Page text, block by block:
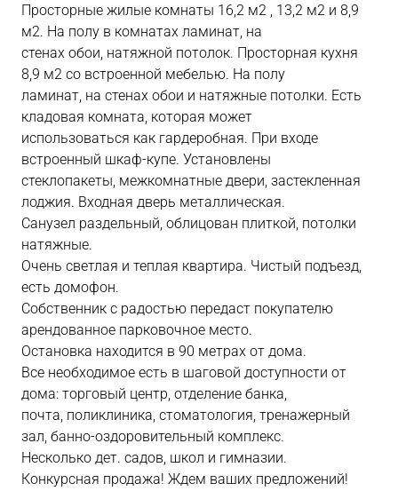
Просторные жилые комнаты 16,2 м2 , 13,2 м2 и 8,9
м2. На полу в комнатах ламинат, на
стенах обои, натяжной потолок. Просторная кухня
8,9 м2 со встроенной мебелью. На полу
ламинат, на стенах обои и натяжные потолки. Есть
кладовая комната, которая может
использоваться как гардеробная. При входе
встроенный шкаф-купе. Установлены
стеклопакеты, межкомнатные двери, застекленная
лоджия. Входная дверь металлическая.
Санузел раздельный, облицован плиткой, потолки
натяжные.
Очень светлая и теплая квартира. Чистый подъезд,
есть домофон.
Собственник с радостью передаст покупателю
арендованное парковочное место.
Остановка находится в 90 метрах от дома.
Все необходимое есть в шаговой доступности от
дома: торговый центр, отделение банка,
почта, поликлиника, стоматология, тренажерный
зал, банно-оздоровительный комплекс.
Несколько дет. садов, школ и гимназии.
Конкурсная продажа! Ждем ваших предложений!